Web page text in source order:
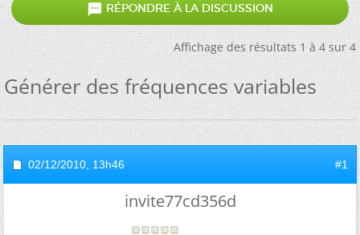
 RÉPONDRE À LA DISCUSSION
Affichage des résultats 1 à 4 sur 4
Générer des fréquences variables
02/12/2010, 13h46 #1
invite77cd356d